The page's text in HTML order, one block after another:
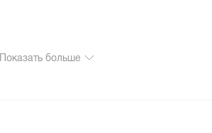
Показать больше